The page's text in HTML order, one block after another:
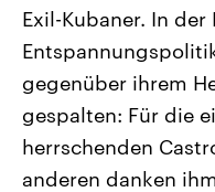
Aktuelle Beiträge,
Hintergründe
Wirtschaftlich und
gehören die Vereinigten
mit großem Einfluss auf
Exil-Kubaner. In
gegenüber ihrem
gespalten: Für die
herrschenden
anderen danken